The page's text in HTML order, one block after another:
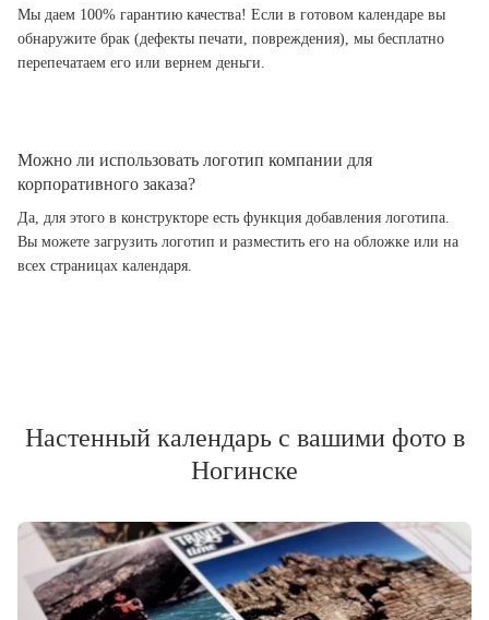
Мы даем 100% гарантию качества! Если в готовом календаре вы
обнаружите брак (дефекты печати, повреждения), мы бесплатно
перепечатаем его или вернем деньги.
Можно ли использовать логотип компании для
корпоративного заказа?
Да, для этого в конструкторе есть функция добавления логотипа.
Вы можете загрузить логотип и разместить его на обложке или на
всех страницах календаря.
Настенный календарь с вашими фото в
Ногинске